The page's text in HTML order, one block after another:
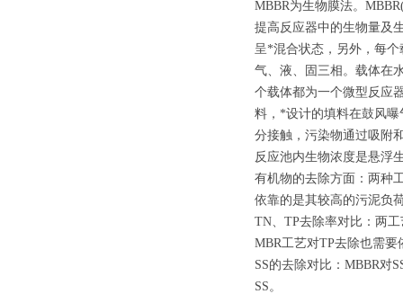
MBBR为生物膜法。
提高反应器中的生物量及
呈*混合状态，另外，每
气、液、固三相。载体在
个载体都为一个微型反应
料，*设计的填料在鼓风
分接触，污染物通过吸附
反应池内生物浓度是悬浮
有机物的去除方面：两种
依靠的是其较高的污泥负
TN、TP去除率对比：两
MBR工艺对TP去除也需
SS的去除对比：MBBR对
SS。